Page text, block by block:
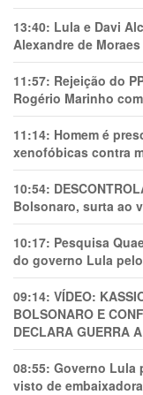
13:40: Lula e Davi
Alexandre de
11:57: Rejeição do
Rogério Marinho
11:14: Homem é
xenofóbicas contra
10:54:
Bolsonaro, surta ao
10:17: Pesquisa
do governo Lula
09:14: VÍDEO:
BOLSONARO E
DECLARA GUERRA
08:55: Governo Lula
visto de